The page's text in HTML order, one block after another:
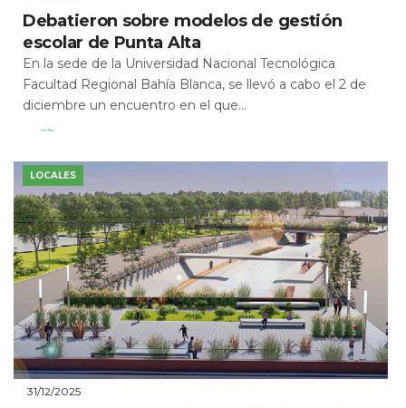
Debatieron sobre modelos de gestión
escolar de Punta Alta
En la sede de la Universidad Nacional Tecnológica
Facultad Regional Bahía Blanca, se llevó a cabo el 2 de
diciembre un encuentro en el que...
Leer Más
LOCALES
31/12/2025